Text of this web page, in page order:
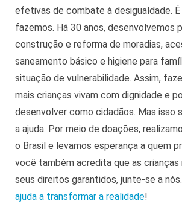
efetivas de combate à desigualdade. É
fazemos. Há 30 anos, desenvolvemos
construção e reforma de moradias,
saneamento básico e higiene para
situação de vulnerabilidade. Assim,
mais crianças vivam com dignidade e
desenvolver como cidadãos. Mas isso
a ajuda. Por meio de doações,
o Brasil e levamos esperança a quem
você também acredita que as
seus direitos garantidos, junte-se a nós.
ajuda a transformar a realidade!